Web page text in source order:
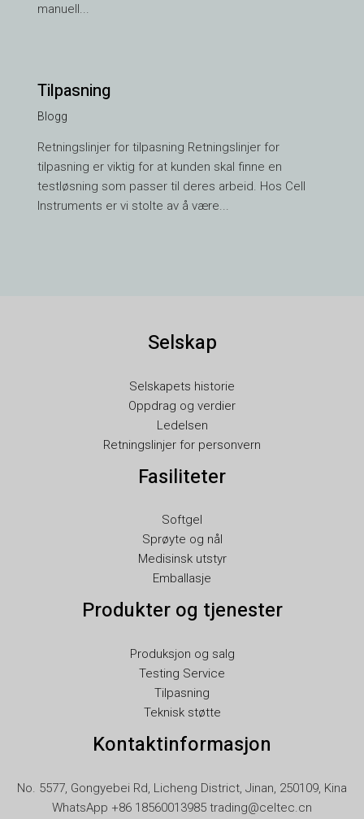
manuell...
Tilpasning
Blogg
Retningslinjer for tilpasning Retningslinjer for
tilpasning er viktig for at kunden skal finne en
testløsning som passer til deres arbeid. Hos Cell
Instruments er vi stolte av å være...
Selskap
Selskapets historie
Oppdrag og verdier
Ledelsen
Retningslinjer for personvern
Fasiliteter
Softgel
Sprøyte og nål
Medisinsk utstyr
Emballasje
Produkter og tjenester
Produksjon og salg
Testing Service
Tilpasning
Teknisk støtte
Kontaktinformasjon
No. 5577, Gongyebei Rd, Licheng District, Jinan, 250109, Kina
WhatsApp +86 18560013985 trading@celtec.cn
DE